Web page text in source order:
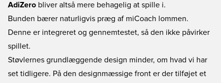
AdiZero bliver altså mere behagelig at spille i.
Bunden bærer naturligvis præg af miCoach lommen.
Denne er integreret og gennemtestet, så den ikke påvirker
spillet.
Støvlernes grundlæggende design minder, om hvad vi har
set tidligere. På den designmæssige front er der tilføjet et